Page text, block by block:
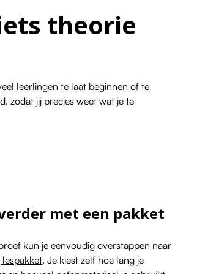
theorie
leerlingen te laat beginnen of te
zodat jij precies weet wat je te
met een pakket
kun je eenvoudig overstappen naar
. Je kiest zelf hoe lang je